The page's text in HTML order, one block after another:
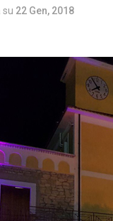
su 22 Gen, 2018